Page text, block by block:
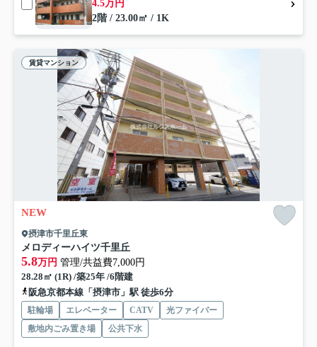
4.5万円
2階 / 23.00㎡ / 1K
賃貸マンション
NEW
摂津市千里丘東
メロディーハイツ千里丘
5.8万円 管理/共益費7,000円
28.28㎡ (1R) /築25年 /6階建
阪急京都本線「摂津市」駅 徒歩6分
駐輪場 エレベーター CATV
光ファイバー
敷地内ごみ置き場
公共下水